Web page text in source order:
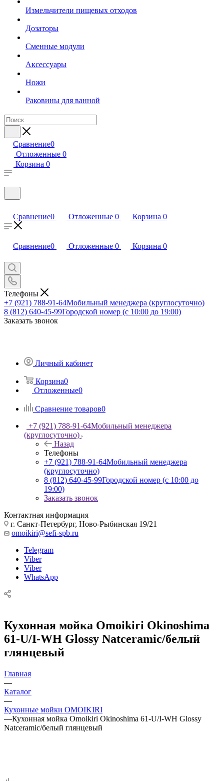
Измельчители пищевых отходов
Дозаторы
Cменные модули
Аксессуары
Ножи
Раковины для ванной
Сравнение0
Отложенные 0
Корзина 0
Сравнение0 Отложенные 0 Корзина 0
Сравнение0 Отложенные 0 Корзина 0
Телефоны
+7 (921) 788-91-64Мобильный менеджера (круглосуточно)
8 (812) 640-45-99Городской номер (с 10:00 до 19:00)
Заказать звонок
Личный кабинет
Корзина0
Отложенные0
Сравнение товаров0
+7 (921) 788-91-64Мобильный менеджера
(круглосуточно)
Назад
Телефоны
+7 (921) 788-91-64Мобильный менеджера
(круглосуточно)
8 (812) 640-45-99Городской номер (с 10:00 до
19:00)
Заказать звонок
Контактная информация
г. Санкт-Петербург, Ново-Рыбинская 19/21
omoikiri@sefi-spb.ru
Telegram
Viber
Viber
WhatsApp
Кухонная мойка Omoikiri Okinoshima
61-U/I-WH Glossy Natceramic/белый
глянцевый
Главная
—
Каталог
—
Кухонные мойки OMOIKIRI
—Кухонная мойка Omoikiri Okinoshima 61-U/I-WH Glossy
Natceramic/белый глянцевый